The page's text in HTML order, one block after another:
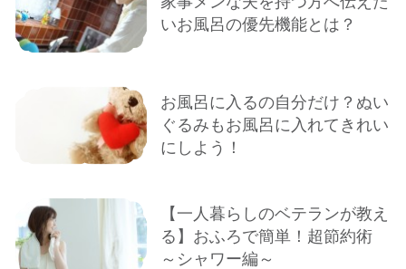
いお風呂の優先機能とは？
お風呂に入るの自分だけ？ぬい
ぐるみもお風呂に入れてきれい
にしよう！
【一人暮らしのベテランが教え
る】おふろで簡単！超節約術
～シャワー編～